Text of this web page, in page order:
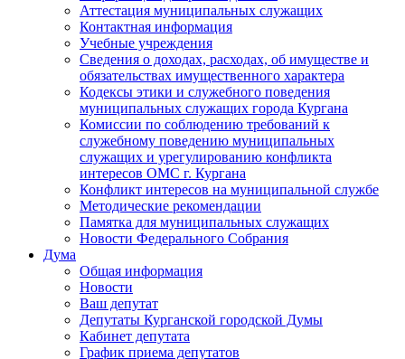
Аттестация муниципальных служащих
Контактная информация
Учебные учреждения
Сведения о доходах, расходах, об имуществе и
обязательствах имущественного характера
Кодексы этики и служебного поведения
муниципальных служащих города Кургана
Комиссии по соблюдению требований к
служебному поведению муниципальных
служащих и урегулированию конфликта
интересов ОМС г. Кургана
Конфликт интересов на муниципальной службе
Методические рекомендации
Памятка для муниципальных служащих
Новости Федерального Cобрания
Дума
Общая информация
Новости
Ваш депутат
Депутаты Курганской городской Думы
Кабинет депутата
График приема депутатов